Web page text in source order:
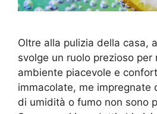
Oltre alla pulizia della casa,
svolge un ruolo prezioso per
ambiente piacevole e
immacolate, me impregnate
di umidità o fumo non sono